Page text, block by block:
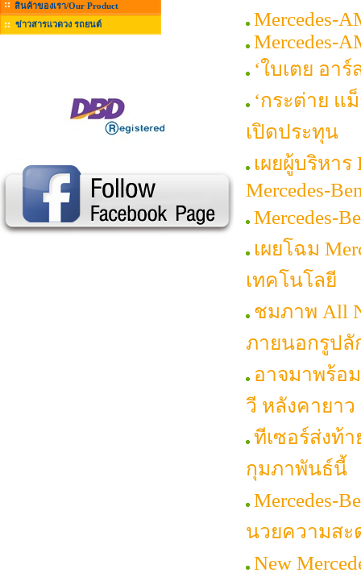
สินค้าของเรา/Our Product
ข่าวสารแวดวง รถยนต์
Mercedes-
Mercedes-
‘ใบเตย อา
‘กระต่าย แ
เปิดประทุน
เผยผู้บริหา
Mercedes-
Mercedes-
เผยโฉม
เทคโนโลยี
ชมภาพ All
ภายนอกรูป
อาจมาพร้อม
วี หลังคายา
ทีเซอร์ส่งท้า
กุมภาพันธ์นี้
Mercedes-
นวยความสะ
New